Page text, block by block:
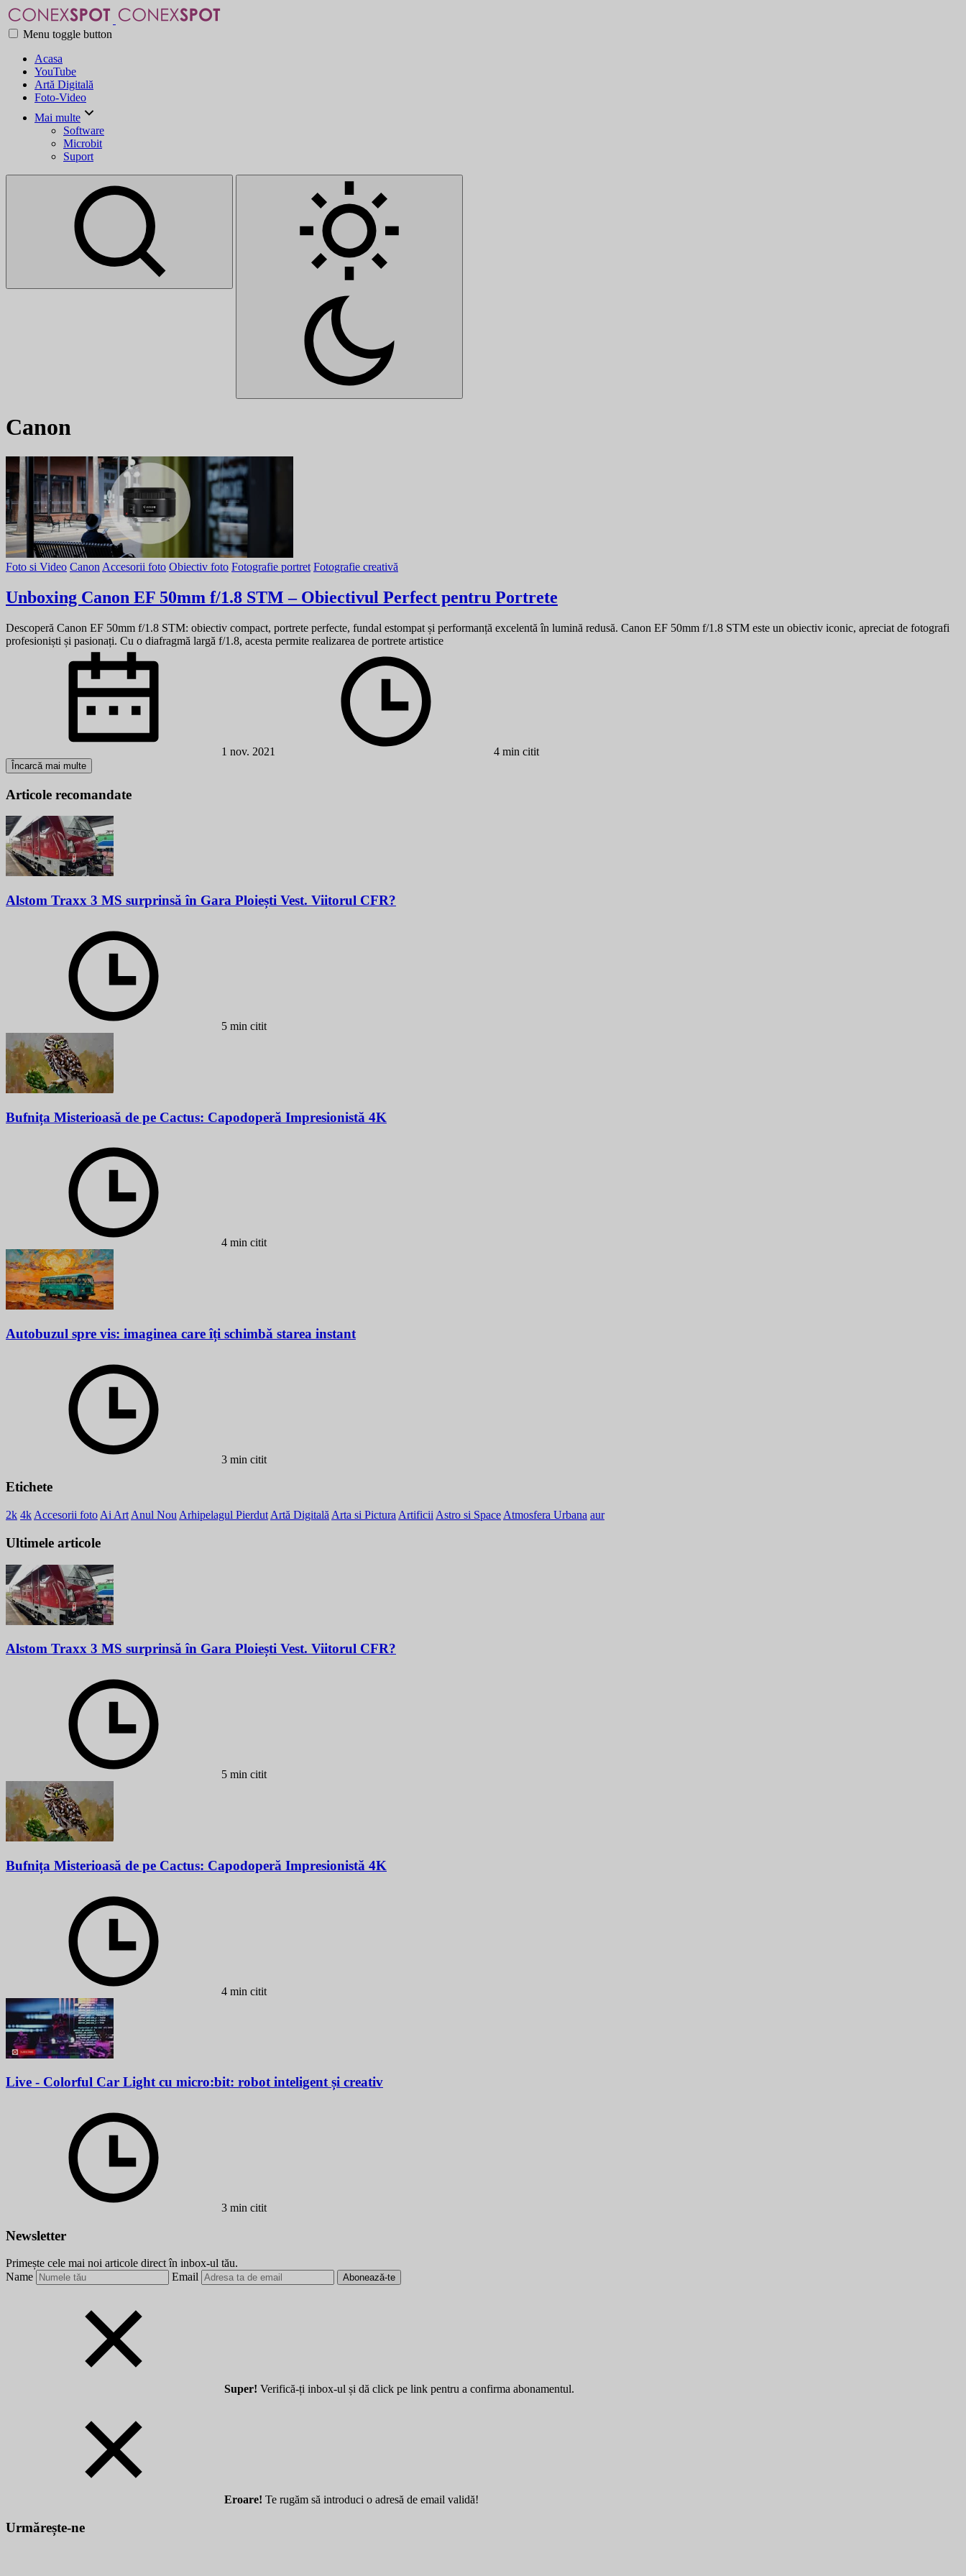
Menu toggle button
Acasa
YouTube
Artă Digitală
Foto-Video
Mai multe
Software
Microbit
Suport
Canon
Foto si Video Canon Accesorii foto Obiectiv foto Fotografie portret Fotografie creativă
Unboxing Canon EF 50mm f/1.8 STM – Obiectivul Perfect pentru Portrete
Descoperă Canon EF 50mm f/1.8 STM: obiectiv compact, portrete perfecte, fundal estompat și performanță excelentă în lumină redusă. Canon EF 50mm f/1.8 STM este un obiectiv iconic, apreciat de fotografi
profesioniști și pasionați. Cu o diafragmă largă f/1.8, acesta permite realizarea de portrete artistice
1 nov. 2021 4 min citit
Încarcă mai multe
Articole recomandate
Alstom Traxx 3 MS surprinsă în Gara Ploiești Vest. Viitorul CFR?
5 min citit
Bufnița Misterioasă de pe Cactus: Capodoperă Impresionistă 4K
4 min citit
Autobuzul spre vis: imaginea care îți schimbă starea instant
3 min citit
Etichete
2k 4k Accesorii foto Ai Art Anul Nou Arhipelagul Pierdut Artă Digitală Arta si Pictura Artificii Astro si Space Atmosfera Urbana aur
Ultimele articole
Alstom Traxx 3 MS surprinsă în Gara Ploiești Vest. Viitorul CFR?
5 min citit
Bufnița Misterioasă de pe Cactus: Capodoperă Impresionistă 4K
4 min citit
Live - Colorful Car Light cu micro:bit: robot inteligent și creativ
3 min citit
Newsletter
Primește cele mai noi articole direct în inbox-ul tău.
Name
Email Abonează-te
Super! Verifică-ți inbox-ul și dă click pe link pentru a confirma abonamentul.
Eroare! Te rugăm să introduci o adresă de email validă!
Urmărește-ne